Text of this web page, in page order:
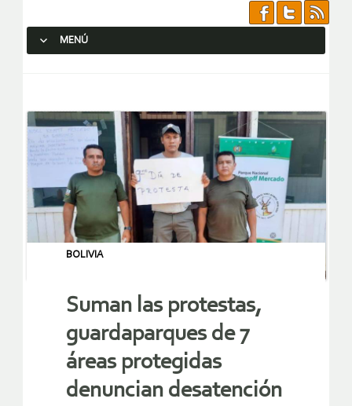
MENÚ
BOLIVIA
Suman las protestas,
guardaparques de 7
áreas protegidas
denuncian desatención